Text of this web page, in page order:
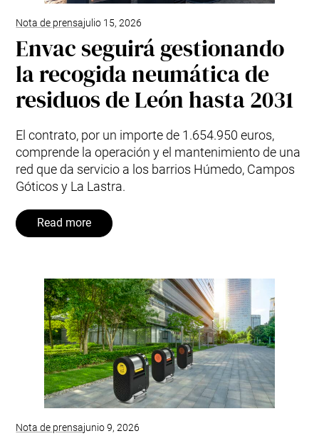
Nota de prensajulio 15, 2026
Envac seguirá gestionando
la recogida neumática de
residuos de León hasta 2031
El contrato, por un importe de 1.654.950 euros,
comprende la operación y el mantenimiento de una
red que da servicio a los barrios Húmedo, Campos
Góticos y La Lastra.
Read more
Nota de prensajunio 9, 2026